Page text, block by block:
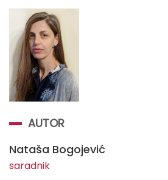
AUTOR
Nataša Bogojević
saradnik